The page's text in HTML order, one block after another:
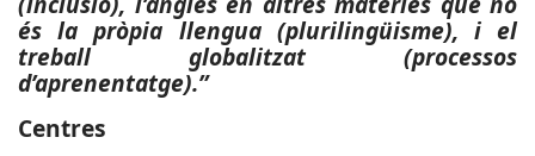
és la pròpia llengua (plurilingüisme), i el
treball globalitzat (processos
d’aprenentatge).”
Centres